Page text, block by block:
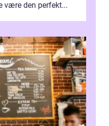
være den perfekt...